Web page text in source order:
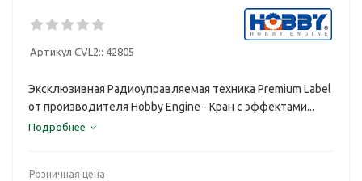
Артикул CVL2:: 42805
Эксклюзивная Радиоуправляемая техника Premium Label
от производителя Hobby Engine - Кран с эффектами...
Подробнее
Розничная цена